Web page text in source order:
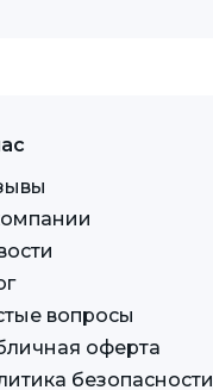
вопросы
оферта
безопасности